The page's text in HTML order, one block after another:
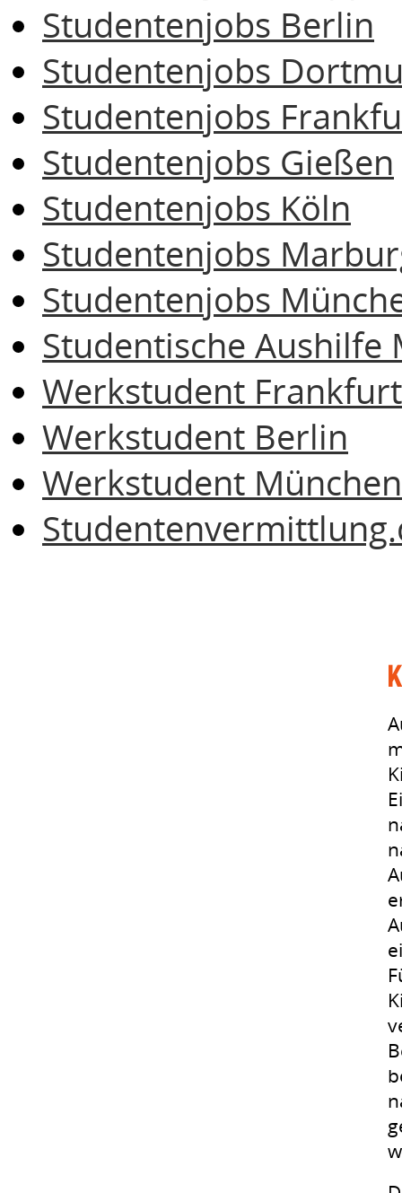
Studentenjobs Berlin
Studentenjobs
Studentenjobs
Studentenjobs Gießen
Studentenjobs Köln
Studentenjobs
Studentenjobs
Studentische Aushilfe
Werkstudent Frankfurt
Werkstudent Berlin
Werkstudent München